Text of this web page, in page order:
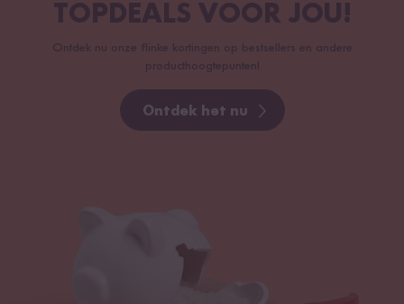
TOPDEALS VOOR JOU!
Ontdek nu onze flinke kortingen op bestsellers en andere
producthoogtepunten!
Ontdek het nu